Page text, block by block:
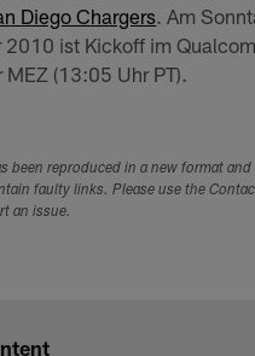
Diego Chargers . Am
2010 ist Kickoff im
(13:05 Uhr PT).
been reproduced in a new format
faulty links. Please use the
an issue.